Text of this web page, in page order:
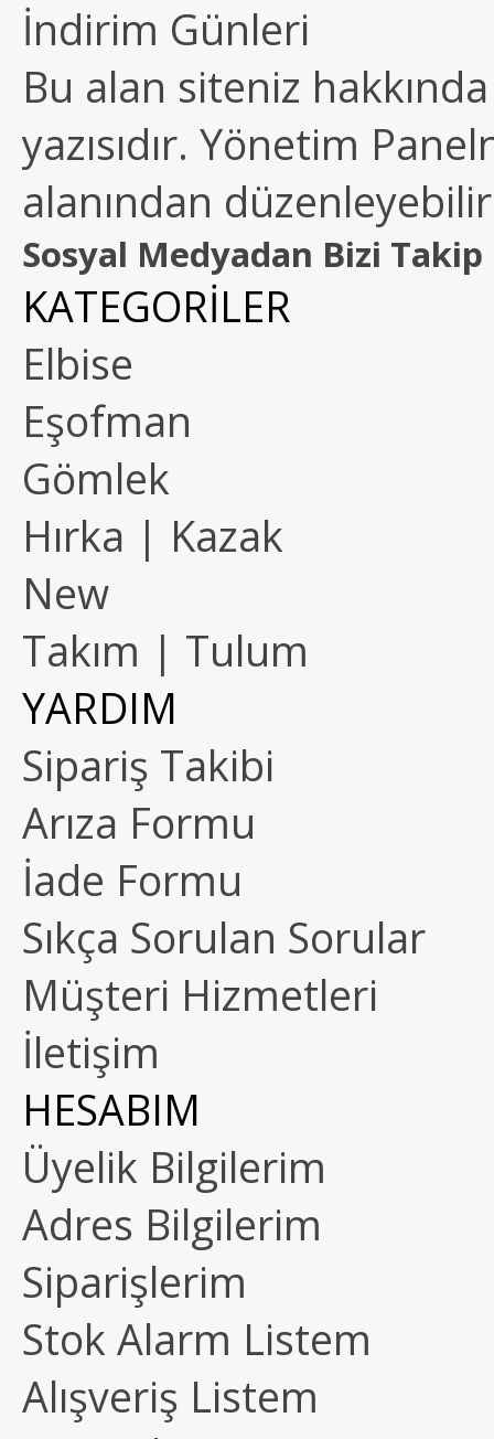
İndirim Günleri
Bu alan siteniz
yazısıdır. Yönetim
alanından
Sosyal Medyadan Bizi Takip
KATEGORİLER
Elbise
Eşofman
Gömlek
Hırka | Kazak
New
Takım | Tulum
YARDIM
Sipariş Takibi
Arıza Formu
İade Formu
Sıkça Sorulan Sorular
Müşteri Hizmetleri
İletişim
HESABIM
Üyelik Bilgilerim
Adres Bilgilerim
Siparişlerim
Stok Alarm Listem
Alışveriş Listem